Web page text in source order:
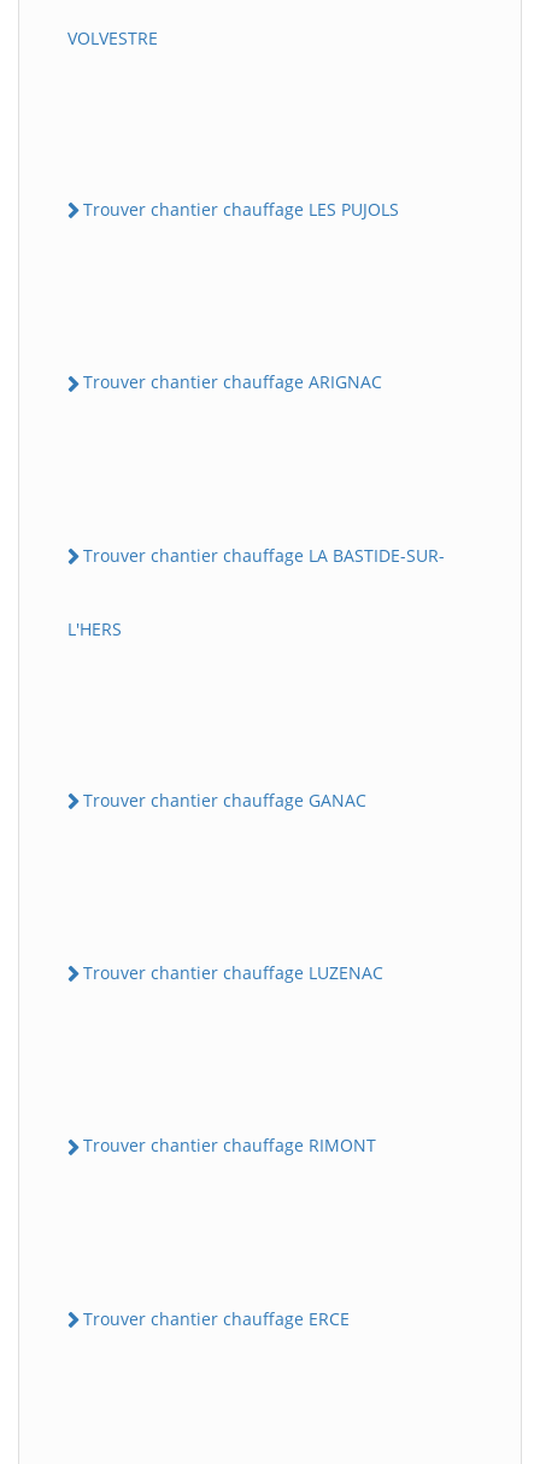
VOLVESTRE
Trouver chantier chauffage LES PUJOLS
Trouver chantier chauffage ARIGNAC
Trouver chantier chauffage LA BASTIDE-SUR-
L'HERS
Trouver chantier chauffage GANAC
Trouver chantier chauffage LUZENAC
Trouver chantier chauffage RIMONT
Trouver chantier chauffage ERCE